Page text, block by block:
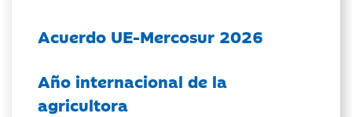
Acuerdo UE-Mercosur 2026
Año internacional de la
agricultora